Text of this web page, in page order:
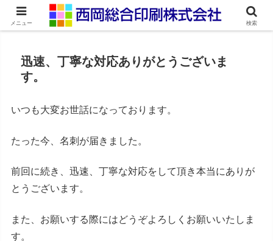
ネット印刷通販・オンデマンド印刷
迅速、丁寧な対応ありがとうございま
す。
いつも大変お世話になっております。
たった今、名刺が届きました。
前回に続き、迅速、丁寧な対応をして頂き本当にありが
とうございます。
また、お願いする際にはどうぞよろしくお願いいたしま
す。
メニュー 検索